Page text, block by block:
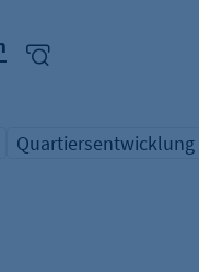
Übersicht Schlagwort
Quartiersentwicklung